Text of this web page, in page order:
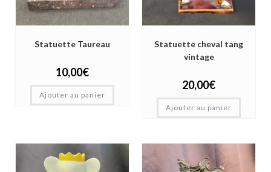
Statuette Taureau
10,00€
Ajouter au panier
Statuette cheval tang
vintage
20,00€
Ajouter au panier